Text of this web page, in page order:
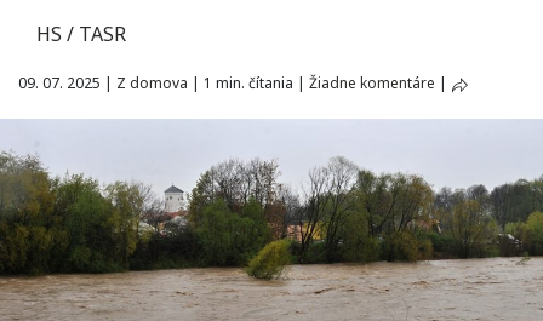
HS / TASR
09. 07. 2025 | Z domova | 1 min. čítania | Žiadne komentáre |